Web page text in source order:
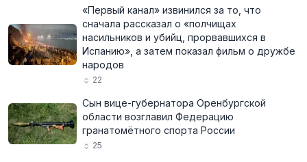
«Первый канал» извинился за то, что
сначала рассказал о «полчищах
насильников и убийц, прорвавшихся в
Испанию», а затем показал фильм о дружбе
народов
22
Сын вице-губернатора Оренбургской
области возглавил Федерацию
гранатомётного спорта России
25